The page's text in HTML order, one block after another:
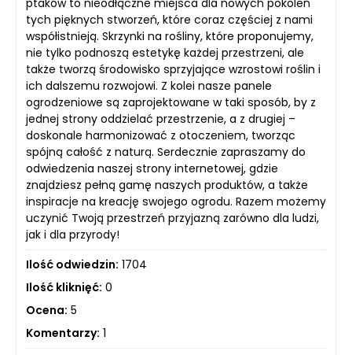
tych pięknych stworzeń, które coraz częściej z nami
współistnieją. Skrzynki na rośliny, które proponujemy,
nie tylko podnoszą estetykę każdej przestrzeni, ale
także tworzą środowisko sprzyjające wzrostowi roślin i
ich dalszemu rozwojowi. Z kolei nasze panele
ogrodzeniowe są zaprojektowane w taki sposób, by z
jednej strony oddzielać przestrzenie, a z drugiej –
doskonale harmonizować z otoczeniem, tworząc
spójną całość z naturą. Serdecznie zapraszamy do
odwiedzenia naszej strony internetowej, gdzie
znajdziesz pełną gamę naszych produktów, a także
inspiracje na kreację swojego ogrodu. Razem możemy
uczynić Twoją przestrzeń przyjazną zarówno dla ludzi,
jak i dla przyrody!
Ilość odwiedzin: 1704
Ilość kliknięć: 0
Ocena: 5
Komentarzy: 1